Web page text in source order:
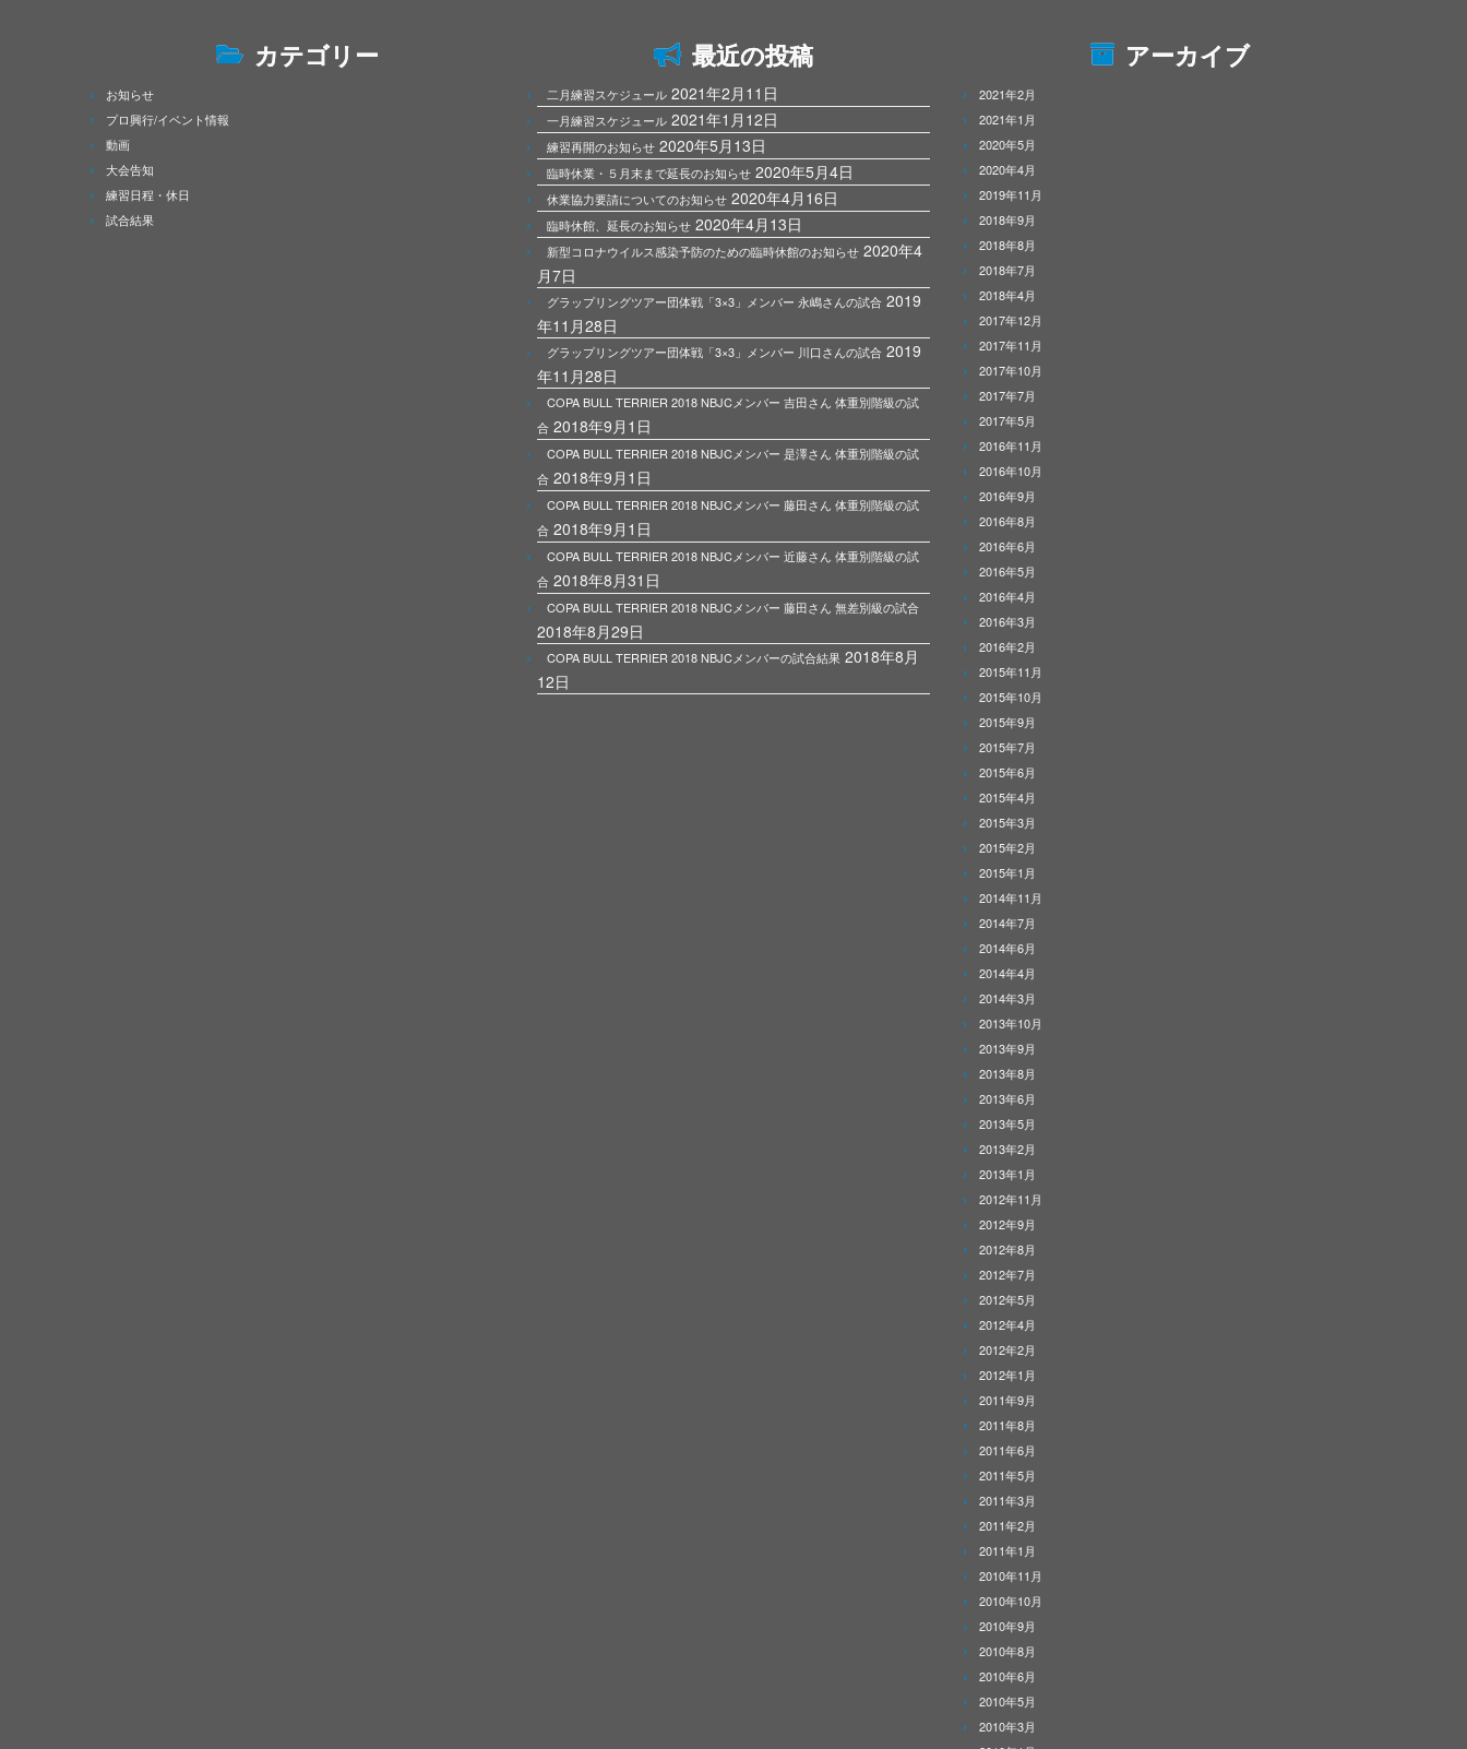
カテゴリー
お知らせ
プロ興行/イベント情報
動画
大会告知
練習日程・休日
試合結果
最近の投稿
二月練習スケジュール 2021年2月11日
一月練習スケジュール 2021年1月12日
練習再開のお知らせ 2020年5月13日
臨時休業・５月末まで延長のお知らせ 2020年5月4日
休業協力要請についてのお知らせ 2020年4月16日
臨時休館、延長のお知らせ 2020年4月13日
新型コロナウイルス感染予防のための臨時休館のお知らせ 2020年4
月7日
グラップリングツアー団体戦「3×3」メンバー 永嶋さんの試合 2019
年11月28日
グラップリングツアー団体戦「3×3」メンバー 川口さんの試合 2019
年11月28日
COPA BULL TERRIER 2018 NBJCメンバー 吉田さん 体重別階級の試
合 2018年9月1日
COPA BULL TERRIER 2018 NBJCメンバー 是澤さん 体重別階級の試
合 2018年9月1日
COPA BULL TERRIER 2018 NBJCメンバー 藤田さん 体重別階級の試
合 2018年9月1日
COPA BULL TERRIER 2018 NBJCメンバー 近藤さん 体重別階級の試
合 2018年8月31日
COPA BULL TERRIER 2018 NBJCメンバー 藤田さん 無差別級の試合
2018年8月29日
COPA BULL TERRIER 2018 NBJCメンバーの試合結果 2018年8月
12日
アーカイブ
2021年2月
2021年1月
2020年5月
2020年4月
2019年11月
2018年9月
2018年8月
2018年7月
2018年4月
2017年12月
2017年11月
2017年10月
2017年7月
2017年5月
2016年11月
2016年10月
2016年9月
2016年8月
2016年6月
2016年5月
2016年4月
2016年3月
2016年2月
2015年11月
2015年10月
2015年9月
2015年7月
2015年6月
2015年4月
2015年3月
2015年2月
2015年1月
2014年11月
2014年7月
2014年6月
2014年4月
2014年3月
2013年10月
2013年9月
2013年8月
2013年6月
2013年5月
2013年2月
2013年1月
2012年11月
2012年9月
2012年8月
2012年7月
2012年5月
2012年4月
2012年2月
2012年1月
2011年9月
2011年8月
2011年6月
2011年5月
2011年3月
2011年2月
2011年1月
2010年11月
2010年10月
2010年9月
2010年8月
2010年6月
2010年5月
2010年3月